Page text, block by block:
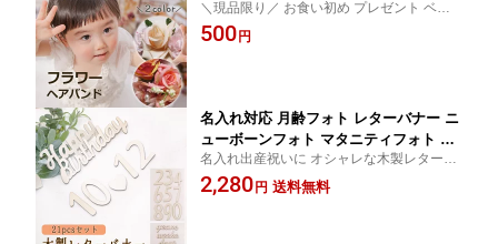
花冠 ベビー 新生児 ヘアーバンド お宮
参り 月齢 フォト ヘアアクセサリー ヘ
＼現品限り／ お食い初め プレゼント ベビ
ー用 お花のヘアアクセサリー 花冠みたいな
リボンでお姫様気分 写真映えも バッチリ
500 円
名入れ対応 月齢フォト レターバナー ニ
ューボーンフォト マタニティフォト 写
真 撮影 フォトアイテム 赤ちゃん小道具
お誕生日 出産祝い 100日祝い アニバー
名入れ出産祝いに オシャレな木製レターバ
ナー マタニティフォト・ニューボーンフォ
ト・寝相アートなどに色々使える 口コミ 買
2,280 円 送料無料